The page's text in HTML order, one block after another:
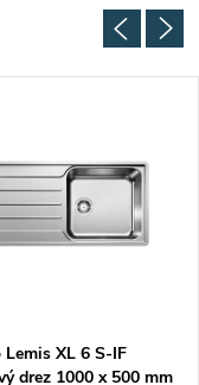
Lemis XL 6 S-IF
drez 1000 x 500 mm